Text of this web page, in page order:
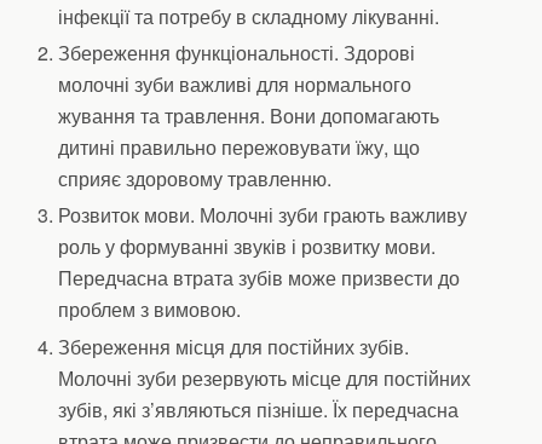
інфекції та потребу в складному лікуванні.
Збереження функціональності. Здорові
молочні зуби важливі для нормального
жування та травлення. Вони допомагають
дитині правильно пережовувати їжу, що
сприяє здоровому травленню.
Розвиток мови. Молочні зуби грають важливу
роль у формуванні звуків і розвитку мови.
Передчасна втрата зубів може призвести до
проблем з вимовою.
Збереження місця для постійних зубів.
Молочні зуби резервують місце для постійних
зубів, які з’являються пізніше. Їх передчасна